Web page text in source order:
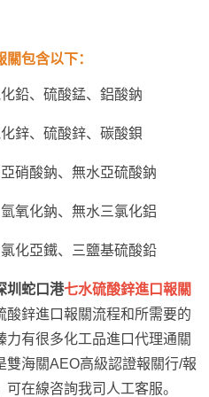
包含以下：
、硫酸錳、鋁酸鈉
、硫酸鋅、碳酸鋇
酸鈉、無水亞硫酸鈉
化鈉、無水三氯化鋁
亞鐵、三鹽基硫酸鉛
圳蛇口港七水硫酸鋅進口報關
酸鋅進口報關流程和所需要的
有很多化工品進口代理通關
海關AEO高級認證報關行/報
在線咨詢我司人工客服。